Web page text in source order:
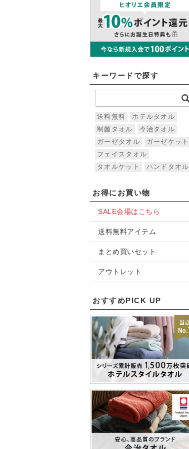
キーワードで探す
送料無料
ホテルタオル
制菌タオル
今治タオル
ガーゼタオル
ガーゼケット
フェイスタオル
タオルケット
ハンドタオル
お得にお買い物
SALE会場はこちら
送料無料アイテム
まとめ買いセット
アウトレット
おすすめPICK UP